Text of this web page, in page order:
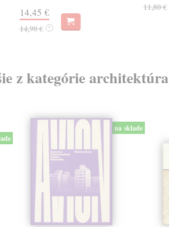
14,45 €
14,90 € ?
11,80 €
z kategórie architektúra
na sklade